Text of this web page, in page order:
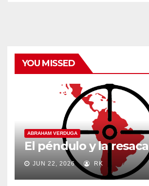
YOU MISSED
ABRAHAM VERDUGA
El péndulo y la resaca
JUN 22, 2026 RK